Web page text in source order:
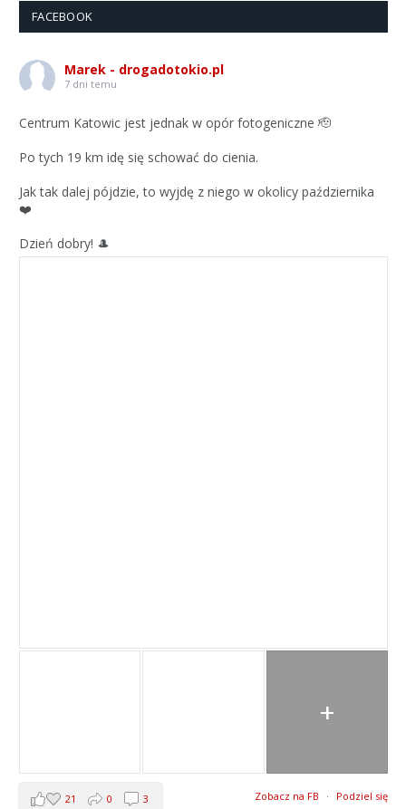
FACEBOOK
Marek - drogadotokio.pl
7 dni temu
Centrum Katowic jest jednak w opór fotogeniczne 🫡
Po tych 19 km idę się schować do cienia.
Jak tak dalej pójdzie, to wyjdę z niego w okolicy października
❤️
Dzień dobry! 🎩
+
Zobacz na FB · Podziel się
21 0 3